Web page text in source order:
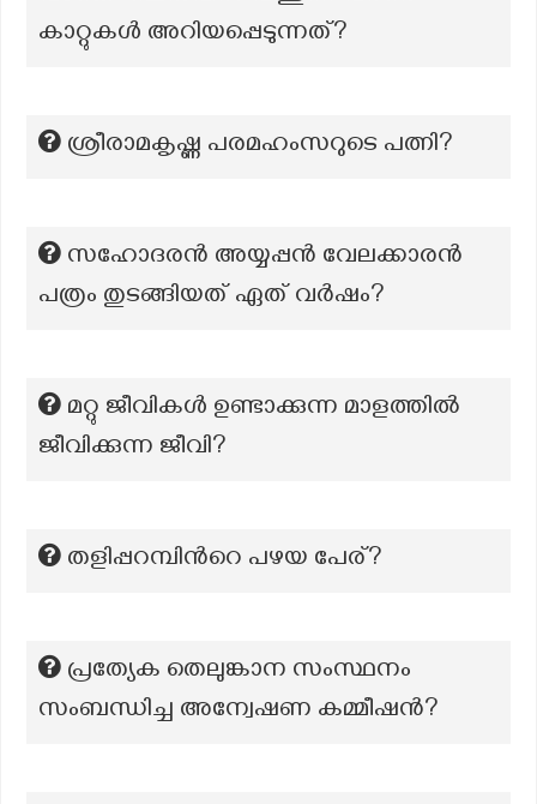
കാറ്റുകൾ അറിയപ്പെടുന്നത്?
ശ്രീരാമകൃഷ്ണ പരമഹംസറുടെ പത്നി?
സഹോദരൻ അയ്യപ്പൻ വേലക്കാരൻ
പത്രം തുടങ്ങിയത് ഏത് വർഷം?
മറ്റു ജീവികൾ ഉണ്ടാക്കുന്ന മാളത്തിൽ
ജീവിക്കുന്ന ജീവി?
തളിപ്പറമ്പിന്‍റെ പഴയ പേര്?
പ്രത്യേക തെലുങ്കാന സംസ്ഥനം
സംബന്ധിച്ച അന്വേഷണ കമ്മീഷന്‍?